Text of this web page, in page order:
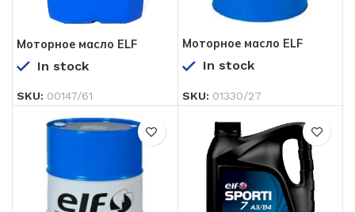
Моторное масло ELF
10W-40 20 л
In stock
SKU: 00147/61
Моторное масло ELF
10W-40 208 л
In stock
SKU: 01330/27